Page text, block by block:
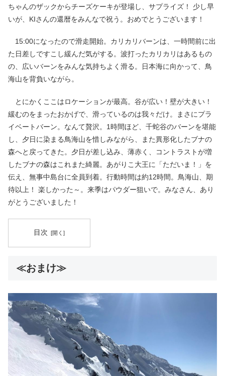
ちゃんのザックからチーズケーキが登場し、サプライズ！ 少し早
いが、KIさんの還暦をみんなで祝う。おめでとうございます！
15:00になったので滑走開始。カリカリバーンは、一時間前に出
た日差しですこし緩んだ気がする。波打ったカリカリはあるもの
の、広いバーンをみんな気持ちよく滑る。日本海に向かって、鳥
海山を背負いながら。
とにかくここはロケーションが最高。谷が広い！壁が大きい！
緩むのをまったおかげで、滑っているのは我々だけ。まさにプラ
イベートバーン。なんて贅沢。1時間ほど、千蛇谷のバーンを堪能
し、夕日に染まる鳥海山を惜しみながら、また異形化したブナの
森へと戻ってきた。夕日が差し込み、薄赤く、コントラストが増
したブナの森はこれまた綺麗。あがりこ大王に「ただいま！」を
伝え、無事中島台に全員到着。行動時間は約12時間。鳥海山、期
待以上！ 楽しかった～。来季はパウダー狙いで。みなさん、あり
がとうございました！
目次
≪おまけ≫